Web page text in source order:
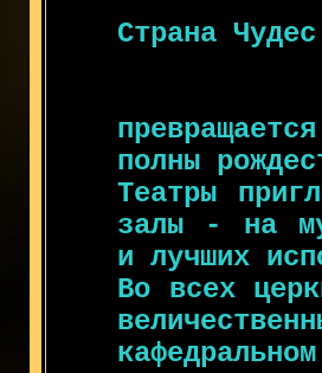
Страна Чудес
полны
Театры
залы - на
и лучших
Во всех